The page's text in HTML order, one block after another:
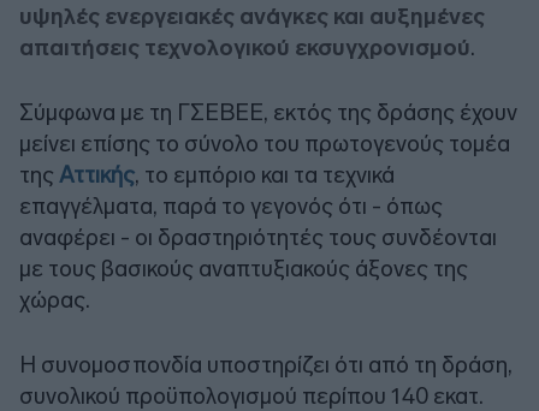
υψηλές ενεργειακές ανάγκες και αυξημένες
απαιτήσεις τεχνολογικού εκσυγχρονισμού.
Σύμφωνα με τη ΓΣΕΒΕΕ, εκτός της δράσης έχουν
μείνει επίσης το σύνολο του πρωτογενούς τομέα
της Αττικής, το εμπόριο και τα τεχνικά
επαγγέλματα, παρά το γεγονός ότι - όπως
αναφέρει - οι δραστηριότητές τους συνδέονται
με τους βασικούς αναπτυξιακούς άξονες της
χώρας.
Η συνομοσπονδία υποστηρίζει ότι από τη δράση,
συνολικού προϋπολογισμού περίπου 140 εκατ.